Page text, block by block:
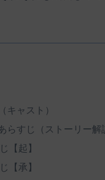
キャスト）
すじ（ストーリー解
【起】
【承】